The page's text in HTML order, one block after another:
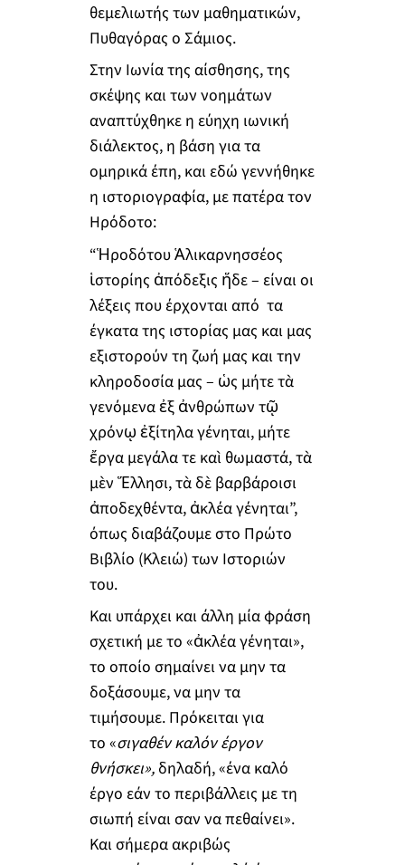
θεμελιωτής των μαθηματικών,
Πυθαγόρας ο Σάμιος.
Στην Ιωνία της αίσθησης, της
σκέψης και των νοημάτων
αναπτύχθηκε η εύηχη ιωνική
διάλεκτος, η βάση για τα
ομηρικά έπη, και εδώ γεννήθηκε
η ιστοριογραφία, με πατέρα τον
Ηρόδοτο:
“Ἡροδότου Ἁλικαρνησσέος
ἱστορίης ἀπόδεξις ἥδε – είναι οι
λέξεις που έρχονται από τα
έγκατα της ιστορίας μας και μας
εξιστορούν τη ζωή μας και την
κληροδοσία μας – ὡς μήτε τὰ
γενόμενα ἐξ ἀνθρώπων τῷ
χρόνῳ ἐξίτηλα γένηται, μήτε
ἔργα μεγάλα τε καὶ θωμαστά, τὰ
μὲν Ἕλλησι, τὰ δὲ βαρβάροισι
ἀποδεχθέντα, ἀκλέα γένηται”,
όπως διαβάζουμε στο Πρώτο
Βιβλίο (Κλειώ) των Ιστοριών
του.
Και υπάρχει και άλλη μία φράση
σχετική με το «ἀκλέα γένηται»,
το οποίο σημαίνει να μην τα
δοξάσουμε, να μην τα
τιμήσουμε. Πρόκειται για
το «σιγαθέν καλόν έργον
θνήσκει»,δηλαδή, «ένα καλό
έργο εάν το περιβάλλεις με τη
σιωπή είναι σαν να πεθαίνει».
Και σήμερα ακριβώς